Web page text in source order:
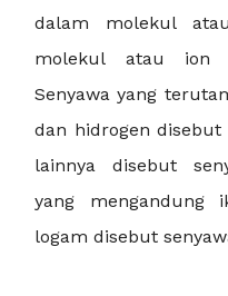
dalam molekul
molekul atau ion
Senyawa yang
dan hidrogen disebut
lainnya disebut
yang mengandung
logam disebut